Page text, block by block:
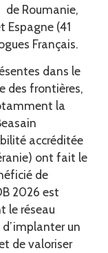
Roumanie,
Espagne (41
Français.
dans le
des frontières,
la
accréditée
ont fait le
de
2026 est
le réseau
un
de valoriser